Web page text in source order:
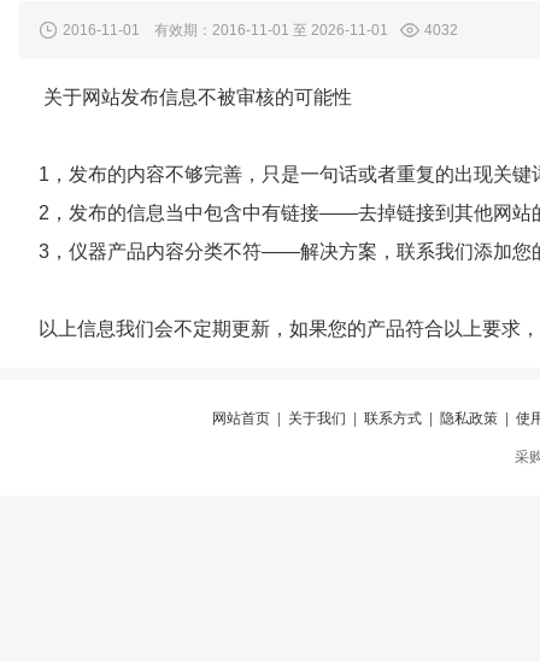
2016-11-01 有效期：2016-11-01 至 2026-11-01 4032
关于网站发布信息不被审核的可能性
1，发布的内容不够完善，只是一句话或者重复的出现关
2，发布的信息当中包含中有链接——去掉链接到其他网站
3，仪器产品内容分类不符——解决方案，联系我们添加您
以上信息我们会不定期更新，如果您的产品符合以上要求
网站首页| 关于我们 联系方式| 隐私政策| 使
采